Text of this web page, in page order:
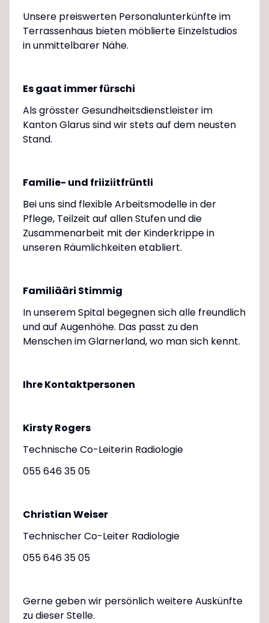
Unsere preiswerten Personalunterkünfte im
Terrassenhaus bieten möblierte Einzelstudios
in unmittelbarer Nähe.
Es gaat immer fürschi
Als grösster Gesundheitsdienstleister im
Kanton Glarus sind wir stets auf dem neusten
Stand.
Familie- und friiziitfrüntli
Bei uns sind flexible Arbeitsmodelle in der
Pflege, Teilzeit auf allen Stufen und die
Zusammenarbeit mit der Kinderkrippe in
unseren Räumlichkeiten etabliert.
Familiääri Stimmig
In unserem Spital begegnen sich alle freundlich
und auf Augenhöhe. Das passt zu den
Menschen im Glarnerland, wo man sich kennt.
Ihre Kontaktpersonen
Kirsty Rogers
Technische Co-Leiterin Radiologie
055 646 35 05
Christian Weiser
Technischer Co-Leiter Radiologie
055 646 35 05
Gerne geben wir persönlich weitere Auskünfte
zu dieser Stelle.